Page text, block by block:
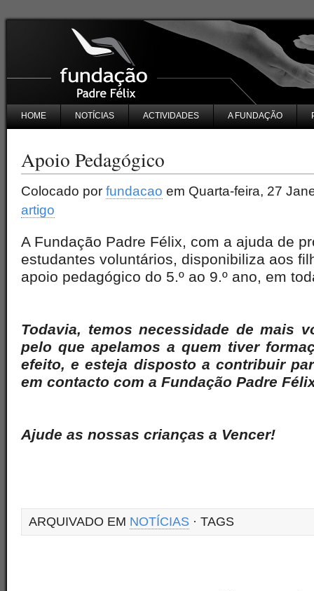
HOME NOTÍCIAS ACTIVIDADES A FUNDAÇÃO
Apoio Pedagógico
Colocado por fundacao em Quarta-feira, 27
artigo
A Fundação Padre Félix, com a ajuda de
estudantes voluntários, disponibiliza aos
apoio pedagógico do 5.º ao 9.º ano, em
Todavia, temos necessidade de mais
pelo que apelamos a quem tiver
efeito, e esteja disposto a contribuir
em contacto com a Fundação Padre
Ajude as nossas crianças a Vencer!
ARQUIVADO EM NOTÍCIAS · TAGS